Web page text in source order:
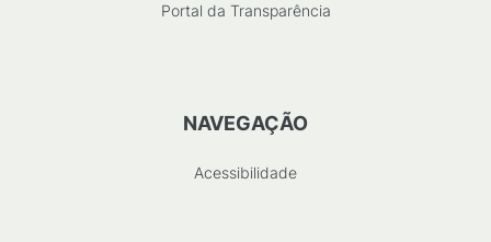
Portal da Transparência
NAVEGAÇÃO
Acessibilidade